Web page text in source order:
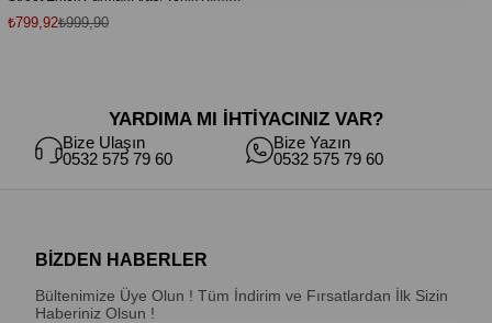
₺799,92₺999,90
YARDIMA MI İHTİYACINIZ VAR?
Bize Ulaşın
0532 575 79 60
Bize Yazın
0532 575 79 60
BİZDEN HABERLER
Bültenimize Üye Olun ! Tüm İndirim ve Fırsatlardan İlk Sizin
Haberiniz Olsun !